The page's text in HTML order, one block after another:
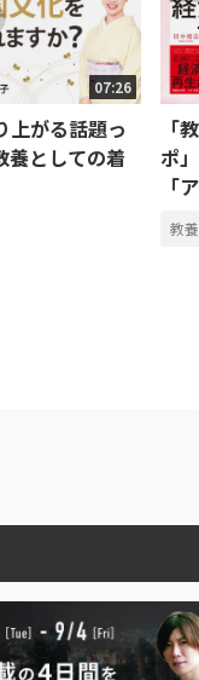
07:26
上がる話題っ
養としての着
「
ポ
「
教